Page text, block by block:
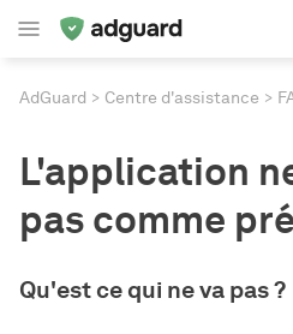
AdGuard Centre d'assistance
L'application
pas comme
Qu'est ce qui ne va pas ?